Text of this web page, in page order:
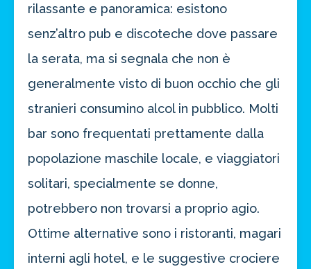
rilassante e panoramica: esistono
senz’altro pub e discoteche dove passare
la serata, ma si segnala che non è
generalmente visto di buon occhio che gli
stranieri consumino alcol in pubblico. Molti
bar sono frequentati prettamente dalla
popolazione maschile locale, e viaggiatori
solitari, specialmente se donne,
potrebbero non trovarsi a proprio agio.
Ottime alternative sono i ristoranti, magari
interni agli hotel, e le suggestive crociere